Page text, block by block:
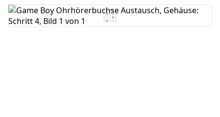
Kommentar hinzufügen